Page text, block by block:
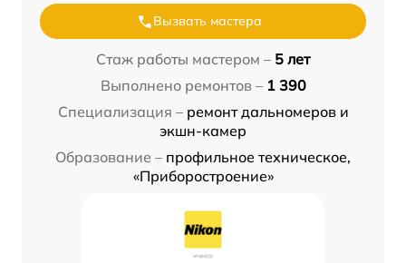
Вызвать мастера
Стаж работы мастером – 5 лет
Выполнено ремонтов – 1 390
Специализация – ремонт дальномеров и
экшн-камер
Образование – профильное техническое,
«Приборостроение»